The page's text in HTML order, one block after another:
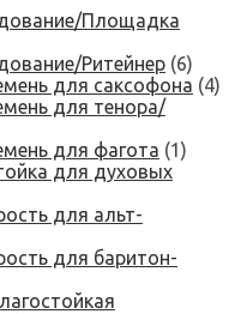
Площадка
Ритейнер (6)
для саксофона (4)
для тенора/
для фагота (1)
для духовых
для альт-
для баритон-